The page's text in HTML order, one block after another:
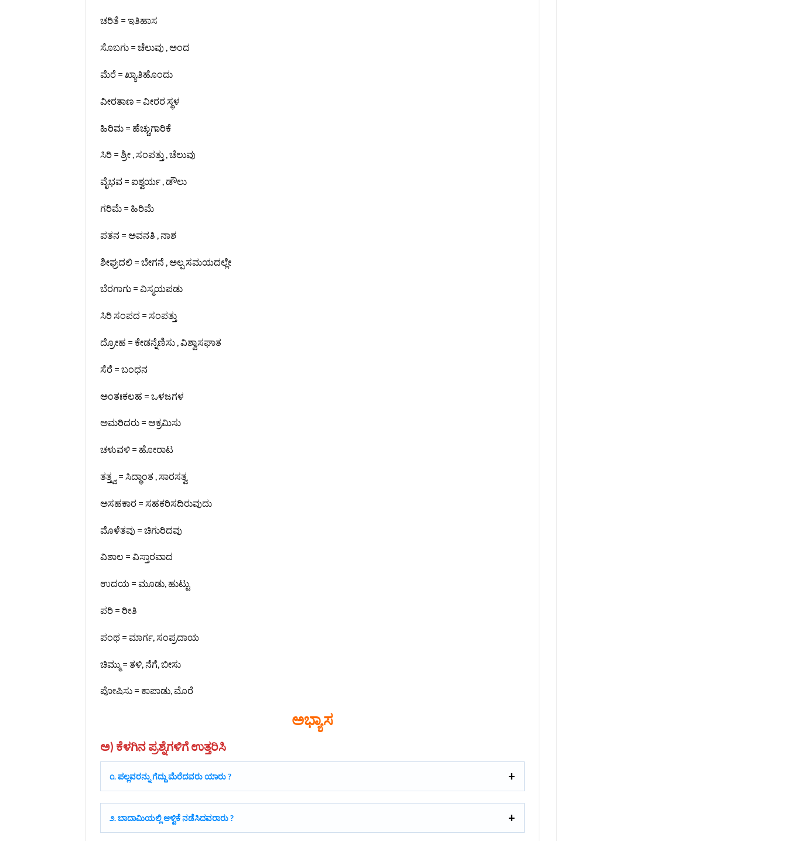
ಚರಿತೆ = ಇತಿಹಾಸ
ಸೊಬಗು = ಚೆಲುವು , ಅಂದ
ಮೆರೆ = ಖ್ಯಾತಿಹೊಂದು
ವೀರತಾಣ = ವೀರರ ಸ್ಥಳ
ಹಿರಿಮ = ಹೆಚ್ಚುಗಾರಿಕೆ
ಸಿರಿ = ಶ್ರೀ , ಸಂಪತ್ತು , ಚೆಲುವು
ವೈಭವ = ಐಶ್ವರ್ಯ , ಡೌಲು
ಗರಿಮೆ = ಹಿರಿಮೆ
ಪತನ = ಅವನತಿ , ನಾಶ
ಶೀಘ್ರದಲಿ = ಬೇಗನೆ , ಅಲ್ಪ ಸಮಯದಲ್ಲೇ
ಬೆರಗಾಗು = ವಿಸ್ಮಯಪಡು
ಸಿರಿ ಸಂಪದ = ಸಂಪತ್ತು
ದ್ರೋಹ = ಕೇಡನ್ನೆಣಿಸು , ವಿಶ್ವಾಸಘಾತ
ಸೆರೆ = ಬಂಧನ
ಅಂತಃಕಲಹ = ಒಳಜಗಳ
ಅಮರಿದರು = ಆಕ್ರಮಿಸು
ಚಳುವಳಿ = ಹೋರಾಟ
ತತ್ತ್ವ = ಸಿದ್ಧಾಂತ , ಸಾರಸತ್ವ
ಅಸಹಕಾರ = ಸಹಕರಿಸದಿರುವುದು
ಮೊಳೆತವು = ಚಿಗುರಿದವು
ವಿಶಾಲ = ವಿಸ್ತಾರವಾದ
ಉದಯ = ಮೂಡು, ಹುಟ್ಟು
ಪರಿ = ರೀತಿ
ಪಂಥ = ಮಾರ್ಗ, ಸಂಪ್ರದಾಯ
ಚಿಮ್ಮು = ತಳಿ, ನೆಗೆ, ಬೀಸು
ಪೋಷಿಸು = ಕಾಪಾಡು, ಮೊರೆ
ಅಭ್ಯಾಸ
ಅ) ಕೆಳಗಿನ ಪ್ರಶ್ನೆಗಳಿಗೆ ಉತ್ತರಿಸಿ
೧. ಪಲ್ಲವರನ್ನು ಗೆದ್ದು ಮೆರೆದವರು ಯಾರು ?
೨. ಬಾದಾಮಿಯಲ್ಲಿ ಆಳ್ವಿಕೆ ನಡೆಸಿದವರಾರು ?